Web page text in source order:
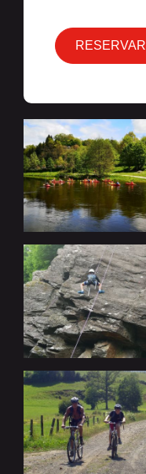
RESERVAR